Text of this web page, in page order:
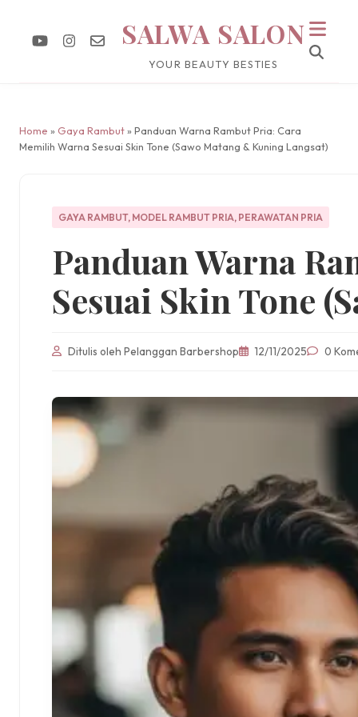
SALWA SALON
YOUR BEAUTY BESTIES
Home » Gaya Rambut» Panduan Warna Rambut Pria: Cara
Memilih Warna Sesuai Skin Tone (Sawo Matang & Kuning Langsat)
GAYA RAMBUT, MODEL RAMBUT PRIA, PERAWATAN PRIA
Panduan Warna
Sesuai Skin Tone
Ditulis oleh Pelanggan Barbershop 12/11/2025 0